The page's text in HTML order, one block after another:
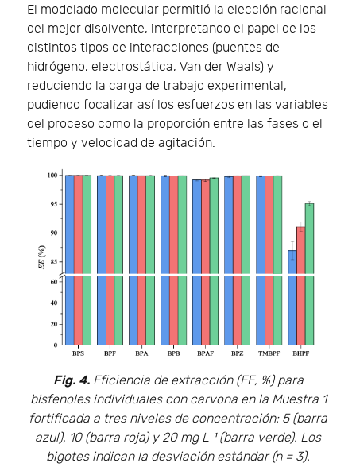
El modelado molecular permitió la elección racional
del mejor disolvente, interpretando el papel de los
distintos tipos de interacciones (puentes de
hidrógeno, electrostática, Van der Waals) y
reduciendo la carga de trabajo experimental,
pudiendo focalizar así los esfuerzos en las variables
del proceso como la proporción entre las fases o el
tiempo y velocidad de agitación.
Fig. 4.Eficiencia de extracción (EE, %) para
bisfenoles individuales con carvona en la Muestra 1
fortificada a tres niveles de concentración: 5 (barra
azul), 10 (barra roja) y 20 mg L⁻¹ (barra verde). Los
bigotes indican la desviación estándar (n = 3).